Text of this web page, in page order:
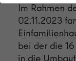
Im Rahmen
02.11.2023
bei der die
in die
einwandfrei
Name
Anbieter
Analytics